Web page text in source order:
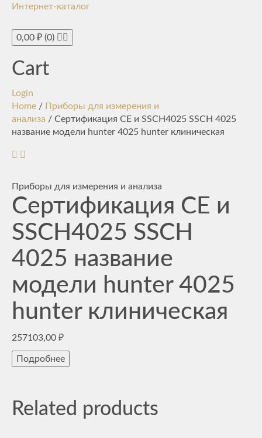
Интернет-каталог
0,00 ₽ (0)
Cart
Login
Home / Приборы для измерения и
анализа / Сертификация CE и SSCH4025 SSCH 4025
название модели hunter 4025 hunter клиническая
Приборы для измерения и анализа
Сертификация CE и
SSCH4025 SSCH
4025 название
модели hunter 4025
hunter клиническая
257103,00 ₽
Подробнее
Related products